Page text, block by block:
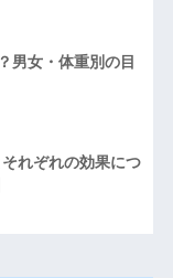
男女・体重別の目
れぞれの効果につ